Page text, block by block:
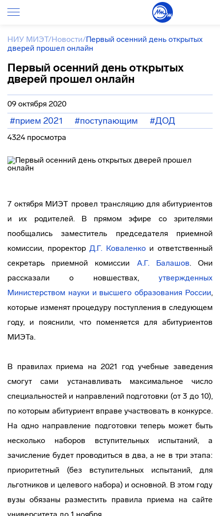
НИУ МИЭТ/Новости/Первый осенний день открытых
дверей прошел онлайн
Первый осенний день открытых
дверей прошел онлайн
09 октября 2020
#прием 2021 #поступающим #ДОД
4324 просмотра
7 октября МИЭТ провел трансляцию для абитуриентов
и их родителей. В прямом эфире со зрителями
пообщались заместитель председателя приемной
комиссии, проректорД.Г. Коваленкои ответственный
секретарь приемной комиссии А.Г. Балашов. Они
рассказали о новшествах, утвержденных
Министерством науки и высшего образования России,
которые изменят процедуру поступления в следующем
году, и пояснили, что поменяется для абитуриентов
МИЭТа.
В правилах приема на 2021 год учебные заведения
смогут сами устанавливать максимальное число
специальностей и направлений подготовки (от 3 до 10),
по которым абитуриент вправе участвовать в конкурсе.
На одно направление подготовки теперь может быть
несколько наборов вступительных испытаний, а
зачисление будет проводиться в два, а не в три этапа:
приоритетный (без вступительных испытаний, для
льготников и целевого набора) и основной. В этом году
вузы обязаны разместить правила приема на сайте